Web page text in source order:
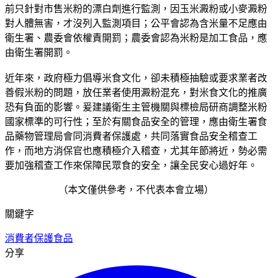
前只針對市售米粉的漂白劑進行監測，因玉米澱粉或小麥澱粉
對人體無害，才沒列入監測項目；公平會認為含米量不足應由
衛生署、農委會依權責開罰；農委會認為米粉是加工食品，應
由衛生署開罰。
近年來，政府極力倡導米食文化，卻未積極抽驗或要求業者改
善假米粉的問題，放任業者使用澱粉混充，對米食文化的推廣
恐有負面的影響。爰建議衛生主管機關與標檢局研商調整米粉
國家標準的可行性；至於有關食品安全的管理，應由衛生署食
品藥物管理局會同消費者保護處，共同落實食品安全稽查工
作，而地方消保官也應積極介入稽查，尤其年節將近，勢必需
要加強稽查工作來保障民眾食的安全，讓全民安心過好年。
（本文僅供參考，不代表本會立場）
關鍵字
消費者保護食品
分享